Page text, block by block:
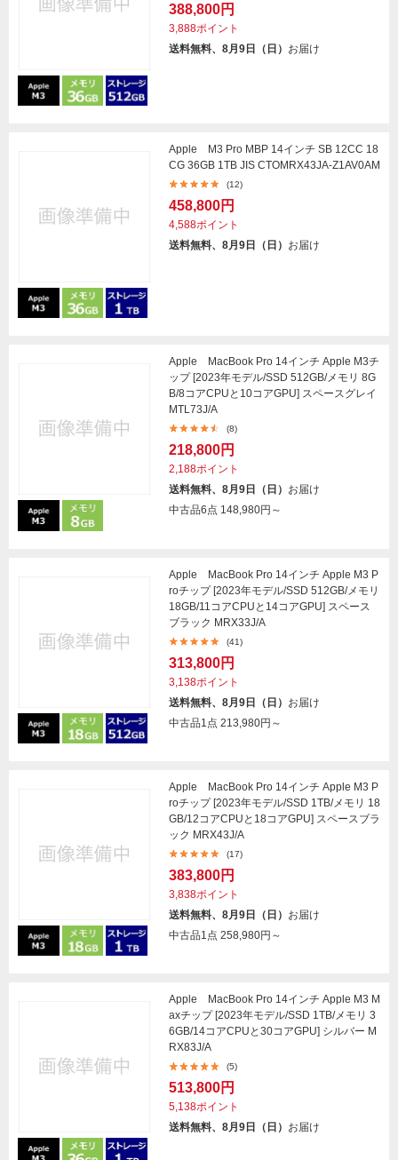
388,800円
3,888ポイント
送料無料、8月9日（日） お届け
Apple M3 Pro MBP 14インチ SB 12CC 18
CG 36GB 1TB JIS CTOMRX43JA-Z1AV0AM
(12)
458,800円
4,588ポイント
送料無料、8月9日（日） お届け
Apple MacBook Pro 14インチ Apple M3チ
ップ [2023年モデル/SSD 512GB/メモリ 8G
B/8コアCPUと10コアGPU] スペースグレイ
MTL73J/A
(8)
218,800円
2,188ポイント
送料無料、8月9日（日） お届け
中古品6点 148,980円～
Apple MacBook Pro 14インチ Apple M3 P
roチップ [2023年モデル/SSD 512GB/メモリ
18GB/11コアCPUと14コアGPU] スペース
ブラック MRX33J/A
(41)
313,800円
3,138ポイント
送料無料、8月9日（日） お届け
中古品1点 213,980円～
Apple MacBook Pro 14インチ Apple M3 P
roチップ [2023年モデル/SSD 1TB/メモリ 18
GB/12コアCPUと18コアGPU] スペースブラ
ック MRX43J/A
(17)
383,800円
3,838ポイント
送料無料、8月9日（日） お届け
中古品1点 258,980円～
Apple MacBook Pro 14インチ Apple M3 M
axチップ [2023年モデル/SSD 1TB/メモリ 3
6GB/14コアCPUと30コアGPU] シルバー M
RX83J/A
(5)
513,800円
5,138ポイント
送料無料、8月9日（日） お届け